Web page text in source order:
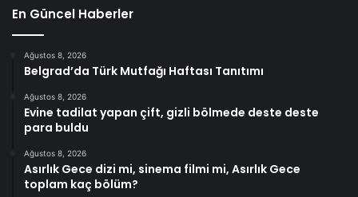
En Güncel Haberler
Ağustos 8, 2026
Belgrad’da Türk Mutfağı Haftası Tanıtımı
Ağustos 8, 2026
Evine tadilat yapan çift, gizli bölmede deste deste
para buldu
Ağustos 8, 2026
Asırlık Gece dizi mi, sinema filmi mi, Asırlık Gece
toplam kaç bölüm?